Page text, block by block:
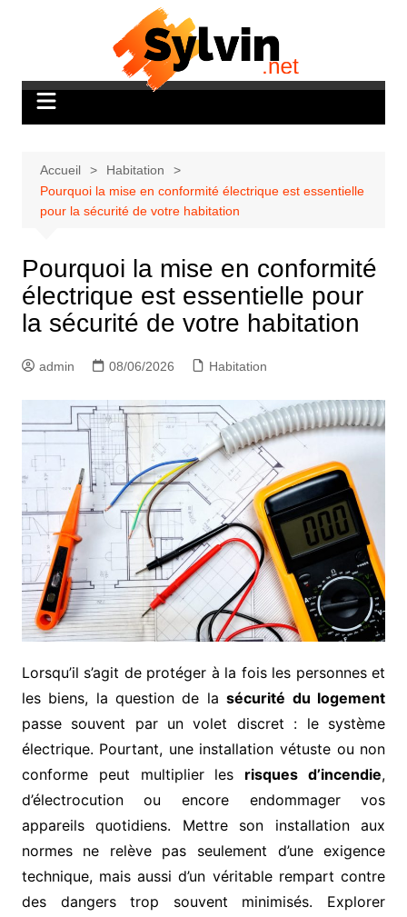
Accueil
Habitation
Pourquoi la mise en conformité électrique est essentielle
pour la sécurité de votre habitation
Pourquoi la mise en conformité
électrique est essentielle pour
la sécurité de votre habitation
admin 08/06/2026 Habitation
Lorsqu’il s’agit de protéger à la fois les personnes et
les biens, la question de lasécurité du logement
passe souvent par un volet discret : le système
électrique. Pourtant, une installation vétuste ou non
conforme peut multiplier les risques d’incendie,
d’électrocution ou encore endommager vos
appareils quotidiens. Mettre son installation aux
normes ne relève pas seulement d’une exigence
technique, mais aussi d’un véritable rempart contre
des dangers trop souvent minimisés. Explorer